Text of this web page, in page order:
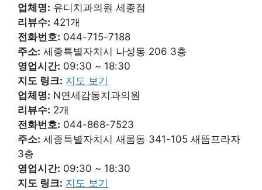
업체명: 유디치과의원 세종점
리뷰수: 421개
전화번호: 044-715-7188
주소: 세종특별자치시 나성동 206 3층
영업시간: 09:30 ~ 18:30
지도 링크: 지도 보기
업체명: N연세감동치과의원
리뷰수: 2개
전화번호: 044-868-7523
주소: 세종특별자치시 새롬동 341-105 새뜸프라자
3층
영업시간: 09:30 ~ 18:30
지도 링크: 지도 보기